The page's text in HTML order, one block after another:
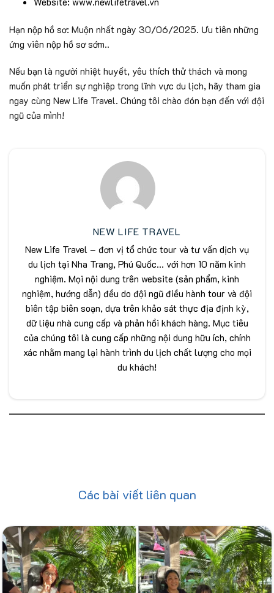
Hạn nộp hồ sơ: Muộn nhất ngày 30/06/2025. Ưu tiên những
ứng viên nộp hồ sơ sớm..
Nếu bạn là người nhiệt huyết, yêu thích thử thách và mong
muốn phát triển sự nghiệp trong lĩnh vực du lịch, hãy tham gia
ngay cùng New Life Travel. Chúng tôi chào đón bạn đến với đội
ngũ của mình!
NEW LIFE TRAVEL
New Life Travel – đơn vị tổ chức tour và tư vấn dịch vụ
du lịch tại Nha Trang, Phú Quốc... với hơn 10 năm kinh
nghiệm. Mọi nội dung trên website (sản phẩm, kinh
nghiệm, hướng dẫn) đều do đội ngũ điều hành tour và đội
biên tập biên soạn, dựa trên khảo sát thực địa định kỳ,
dữ liệu nhà cung cấp và phản hồi khách hàng. Mục tiêu
của chúng tôi là cung cấp những nội dung hữu ích, chính
xác nhằm mang lại hành trình du lịch chất lượng cho mọi
du khách!
Các bài viết liên quan